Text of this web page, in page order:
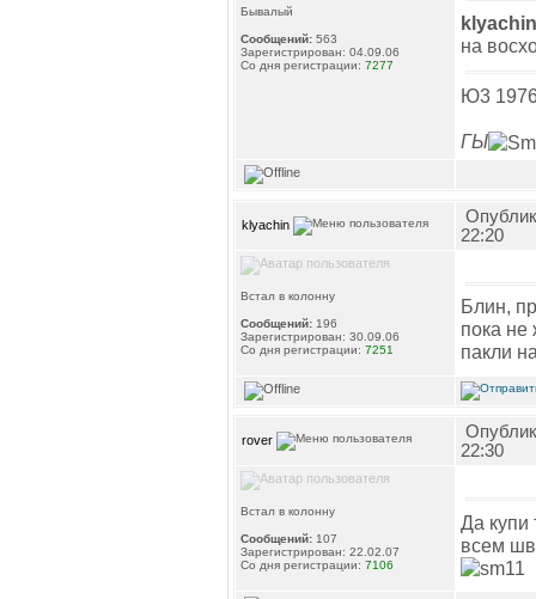
Бывалый
Сообщений: 563
Зарегистрирован: 04.09.06
Со дня регистрации: 7277
klyachin
на
Ю3
ГЫ
klyachin
22:20
Встал в колонну
Сообщений: 196
Зарегистрирован: 30.09.06
Со дня регистрации: 7251
Блин,
пока не
пакли
rover
22:30
Встал в колонну
Сообщений: 107
Зарегистрирован: 22.02.07
Со дня регистрации: 7106
Да купи
всем